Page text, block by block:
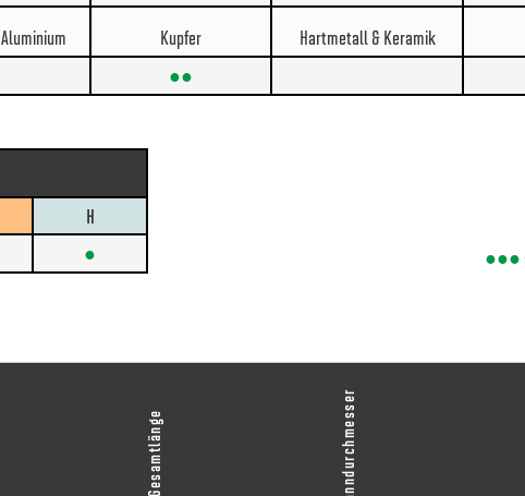
Aluminium Kupfer Hartmetall & Keramik
●●
●●●
H
●
Gesamtlänge Spanndurchmesser